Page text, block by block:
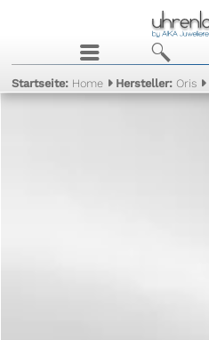
j b
Startseite: Home Hersteller:Oris